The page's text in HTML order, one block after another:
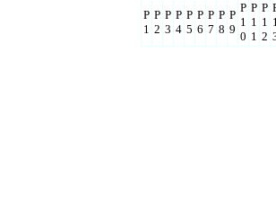
P
1
P
2
P
3
P
4
P
5
P
6
P
7
P
8
P
9
P
1
0
P
1
1
P
1
2